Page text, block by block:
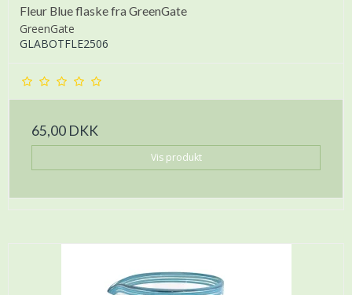
Fleur Blue flaske fra GreenGate
GreenGate
GLABOTFLE2506
65,00 DKK
Vis produkt